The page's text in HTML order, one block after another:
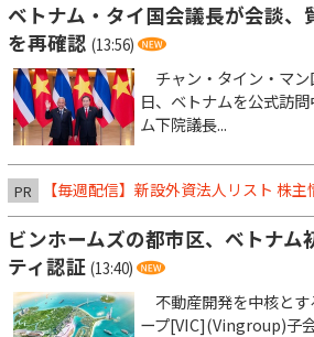
ベトナム・タイ国会議長が会談、
を再確認 (13:56)
チャン・タイン・マ
日、ベトナムを公式訪
ム下院議長...
PR 【毎週配信】新設外資法人リスト 株
ビンホームズの都市区、ベトナム
ティ認証 (13:40)
不動産開発を中核と
ープ[VIC](Vingroup)子